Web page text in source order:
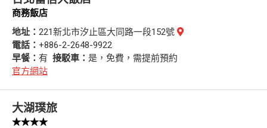
商務飯店
地址： 221新北市汐止區大同路一段152號
電話： +886-2-2648-9922
早餐： 有 接駁車： 是，免費，需提前預約
官方網站
大湖璞旅
★★★★